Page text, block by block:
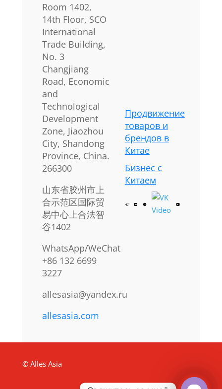
Room 1402,
14th Floor, SCO
International
Trade Building,
No. 3
Changjiang
Road, Economic
and
Technological
Development
Zone, Jiaozhou
City, Shandong
Province, China.
266300
山东省胶州市上
合示范区国际贸
易中心上合法智
谷1402
WhatsApp/WeChat
+86 132 6699
3227
allesasia@yandex.ru
allesasia.com
Продвижение
товаров и
брендов в
Китае
Бизнес с
Китаем
© Alles Asia